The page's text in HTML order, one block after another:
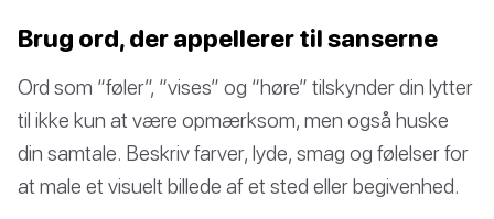
Brug ord, der appellerer til sanserne
Ord som “føler”, “vises” og “høre” tilskynder din lytter
til ikke kun at være opmærksom, men også huske
din samtale. Beskriv farver, lyde, smag og følelser for
at male et visuelt billede af et sted eller begivenhed.